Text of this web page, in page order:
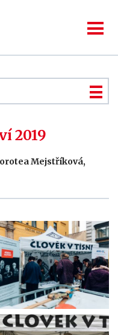
2019
Mejstříková,